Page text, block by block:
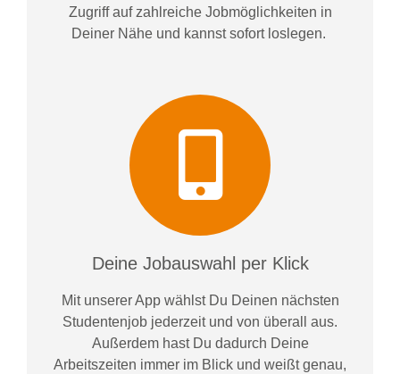
Zugriff auf zahlreiche Jobmöglichkeiten in
Deiner Nähe und kannst sofort loslegen.
Deine Jobauswahl per Klick
Mit unserer App wählst Du Deinen nächsten
Studentenjob jederzeit und von überall aus.
Außerdem hast Du dadurch Deine
Arbeitszeiten immer im Blick und weißtgenau,